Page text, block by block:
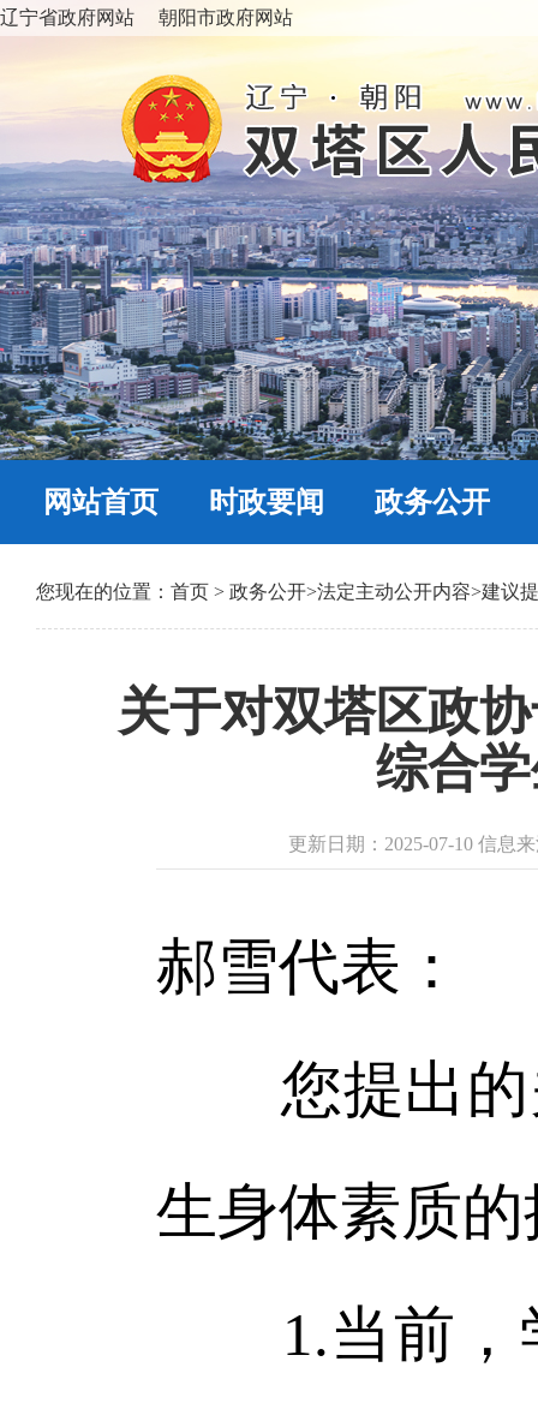
辽宁省政府网站 朝阳市政府网站
网站首页 时政要闻 政务公开
您现在的位置： 首页 > 政务公开>法定主动公开内容>建议
关于对双塔区政
综合
更新日期：2025-07-10 信息
郝雪代表：
您提出的
生身体素质
1.当前，学